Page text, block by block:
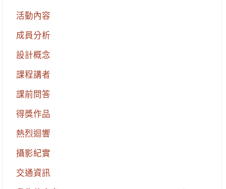
活動內容
成員分析
設計概念
課程講者
課前問答
得獎作品
熱烈迴響
攝影紀實
交通資訊